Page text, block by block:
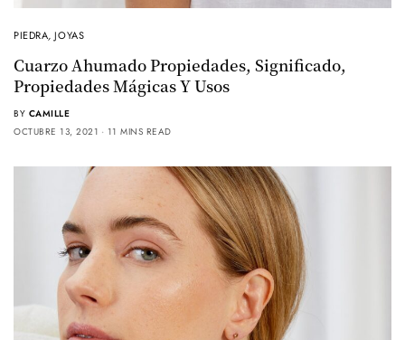
PIEDRA,JOYAS
Cuarzo Ahumado Propiedades, Significado,
Propiedades Mágicas Y Usos
BY CAMILLE
OCTUBRE 13, 2021
11 MINS READ